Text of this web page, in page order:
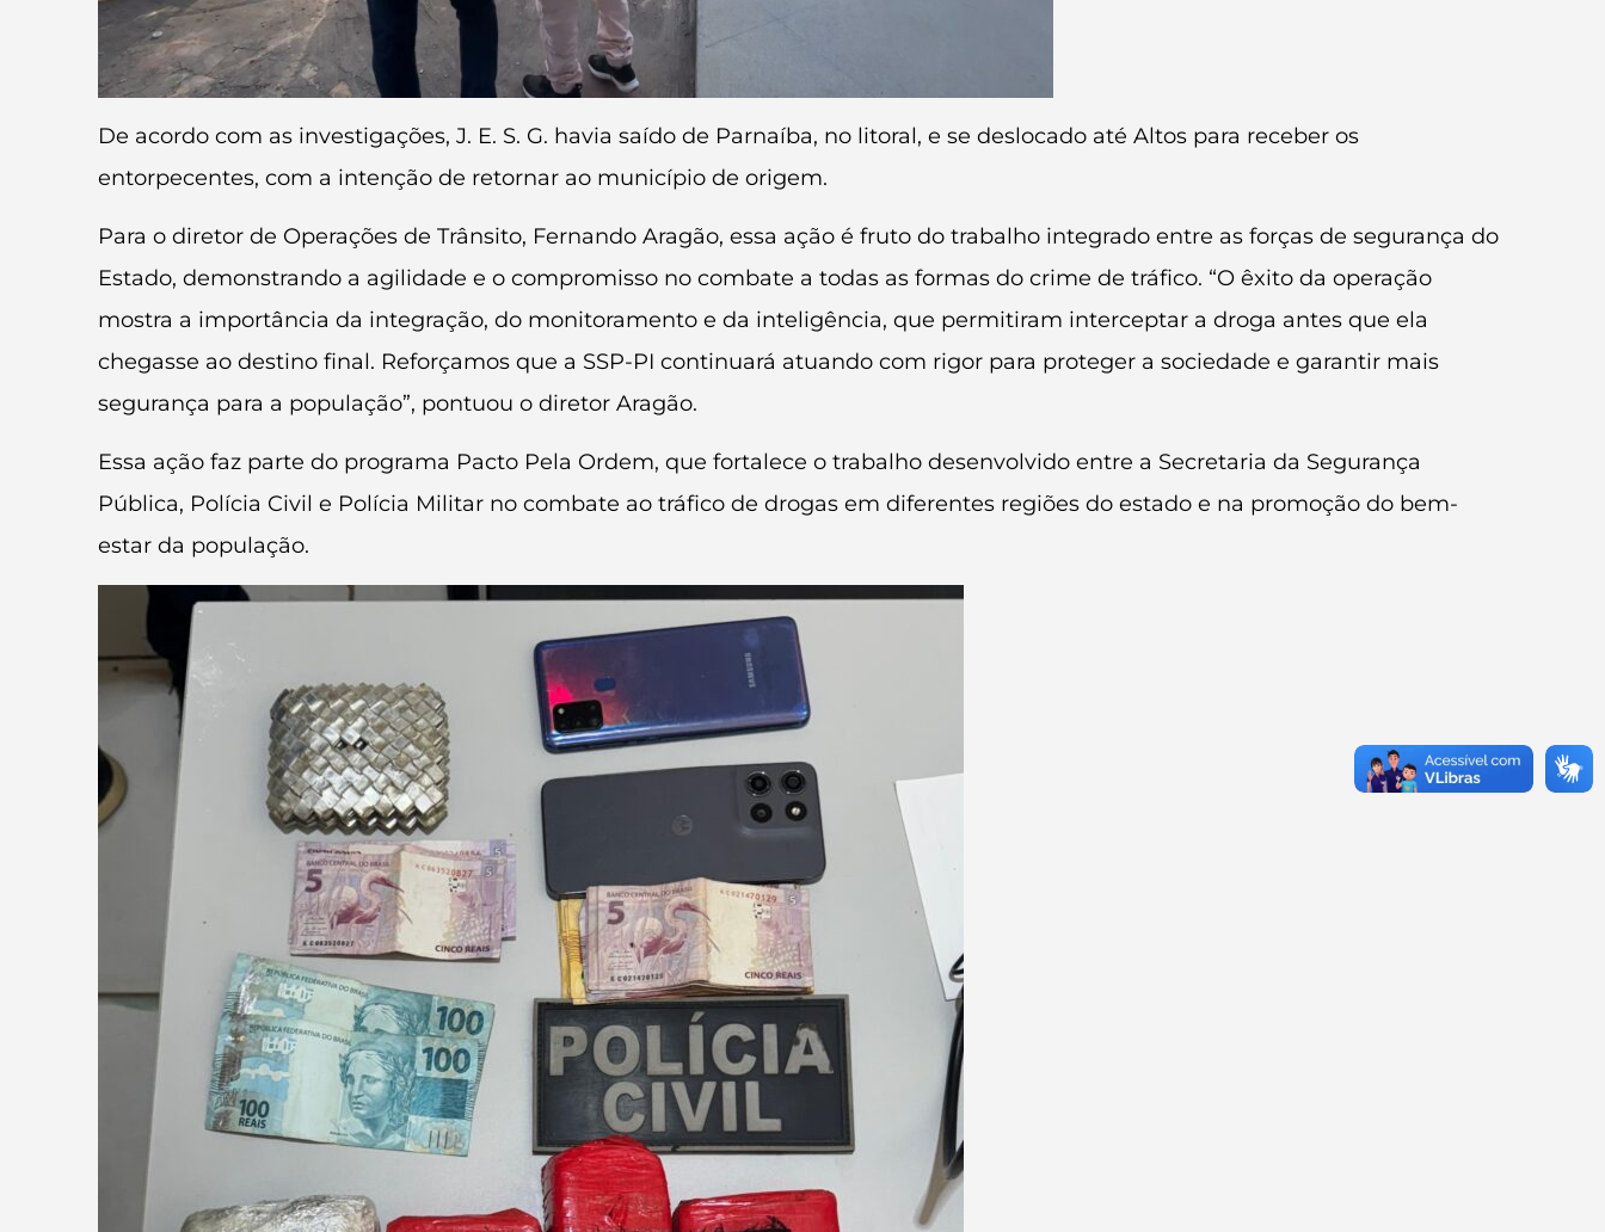
De acordo com as investigações, J. E. S. G. havia saído de Parnaíba, no litoral, e se deslocado até Altos para receber os
entorpecentes, com a intenção de retornar ao município de origem.
Para o diretor de Operações de Trânsito, Fernando Aragão, essa ação é fruto do trabalho integrado entre as forças de segurança do
Estado, demonstrando a agilidade e o compromisso no combate a todas as formas do crime de tráfico. “O êxito da operação
mostra a importância da integração, do monitoramento e da inteligência, que permitiram interceptar a droga antes que ela
chegasse ao destino final. Reforçamos que a SSP-PI continuará atuando com rigor para proteger a sociedade e garantir mais
segurança para a população”, pontuou o diretor Aragão.
Essa ação faz parte do programa Pacto Pela Ordem, que fortalece o trabalho desenvolvido entre a Secretaria da Segurança
Pública, Polícia Civil e Polícia Militar no combate ao tráfico de drogas em diferentes regiões do estado e na promoção do bem-
estar da população.